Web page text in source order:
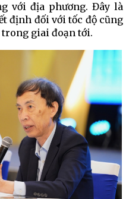
với địa phương. Đây là
định đối với tốc độ cũng
giai đoạn tới.